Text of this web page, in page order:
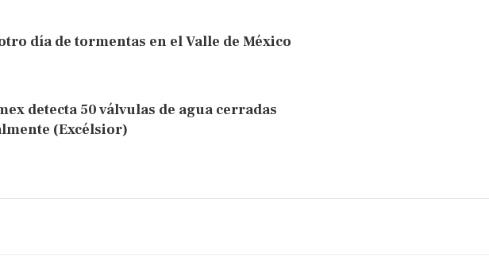
día de tormentas en el Valle de México
detecta 50 válvulas de agua cerradas
(Excélsior)